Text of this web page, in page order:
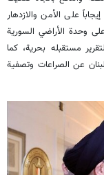
على الأمن والازدهار
وحدة الأراضي السورية
مستقبله بحرية، كما
عن الصراعات وتصفية